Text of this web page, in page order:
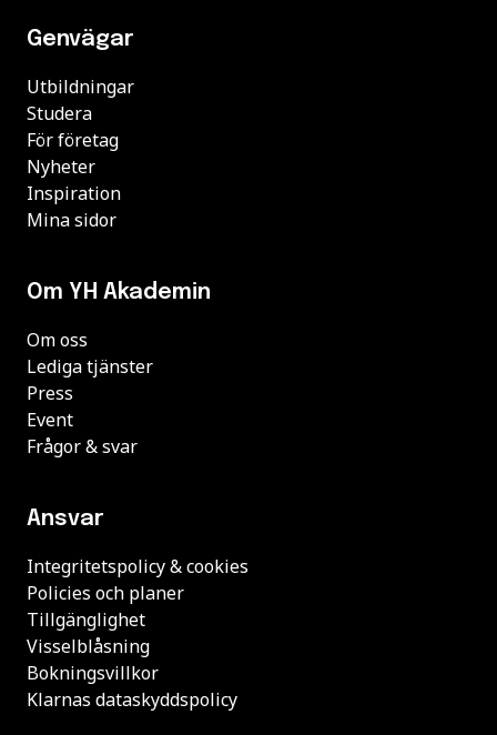
Genvägar
Utbildningar
Studera
För företag
Nyheter
Inspiration
Mina sidor
Om YH Akademin
Om oss
Lediga tjänster
Press
Event
Frågor & svar
Ansvar
Integritetspolicy & cookies
Policies och planer
Tillgänglighet
Visselblåsning
Bokningsvillkor
Klarnas dataskyddspolicy